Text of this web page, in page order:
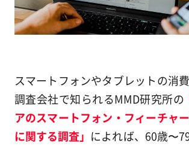
スマートフォンやタブレットの消
調査会社で知られるMMD研究所の
アのスマートフォン・フィーチャ
に関する調査」 によれば、60歳〜